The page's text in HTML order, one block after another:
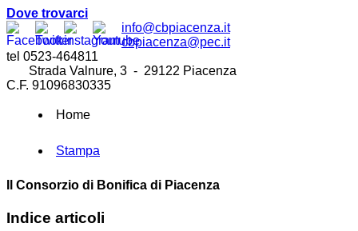
Dove trovarci
info@cbpiacenza.it
cbpiacenza@pec.it
tel 0523-464811
Strada Valnure, 3 - 29122 Piacenza
C.F. 91096830335
Home
Stampa
Il Consorzio di Bonifica di Piacenza
Indice articoli